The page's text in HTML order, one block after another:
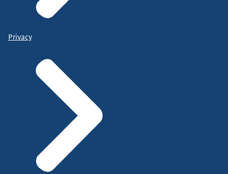
Privacy